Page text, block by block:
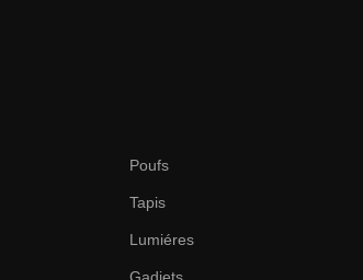
Poufs
Tapis
Lumiéres
Gadjets